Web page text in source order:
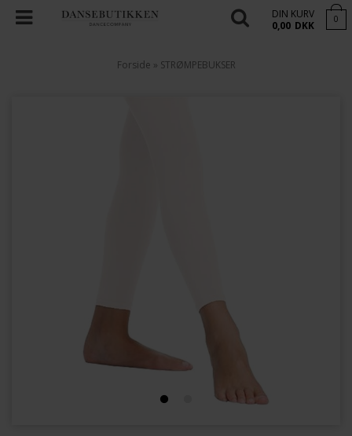
DIN KURV
0,00 DKK 0
Forside » STRØMPEBUKSER